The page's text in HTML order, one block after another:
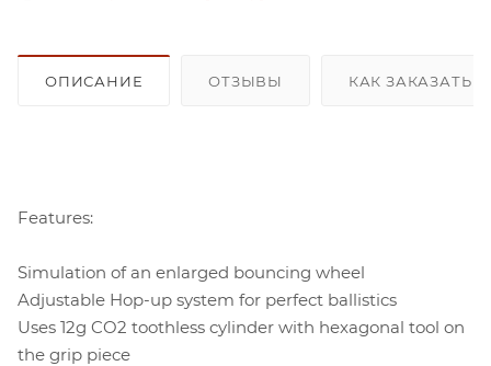
ОПИСАНИЕ ОТЗЫВЫ КАК ЗАКАЗАТЬ
Features:
Simulation of an enlarged bouncing wheel
Adjustable Hop-up system for perfect ballistics
Uses 12g CO2 toothless cylinder with hexagonal tool on
the grip piece